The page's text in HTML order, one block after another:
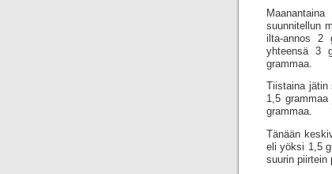
suunnitellun
ilta-annos 2
yhteensä 3
grammaa.
Tiistaina
1,5
grammaa.
Tänään
eli yöksi 1,5
suurin piirtein